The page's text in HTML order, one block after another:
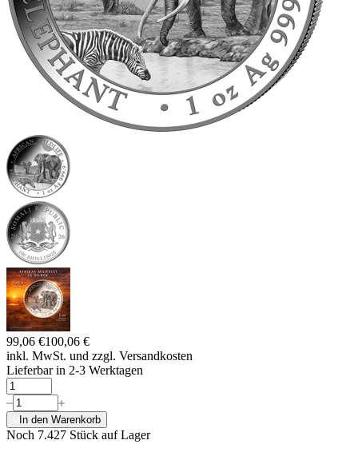
99,06 €100,06 €
inkl. MwSt. und zzgl. Versandkosten
Lieferbar in 2-3 Werktagen
In den Warenkorb
Noch 7.427 Stück auf Lager